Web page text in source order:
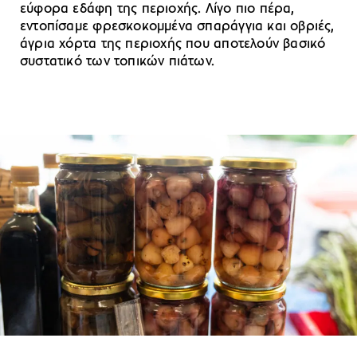
εύφορα εδάφη της περιοχής. Λίγο πιο πέρα,
εντοπίσαμε φρεσκοκομμένα σπαράγγια και οβριές,
άγρια χόρτα της περιοχής που αποτελούν βασικό
συστατικό των τοπικών πιάτων.